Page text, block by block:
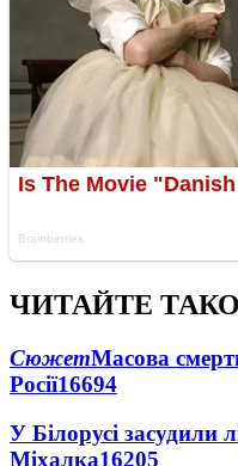
ЧИТАЙТЕ
СюжетМасова
Росії16694
У Білорусі засудили
Міхалка16205